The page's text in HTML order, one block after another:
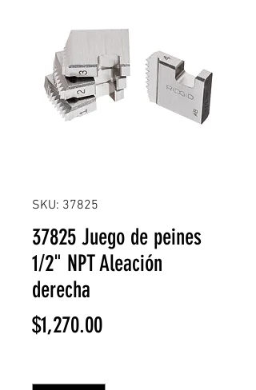
SKU: 37825
37825 Juego de peines
1/2" NPT Aleación
derecha
$1,270.00Precio